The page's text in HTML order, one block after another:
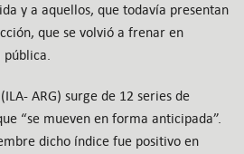
y a aquellos, que todavía presentan
que se volvió a frenar en
ARG) surge de 12 series de
“se mueven en forma anticipada”.
dicho índice fue positivo en